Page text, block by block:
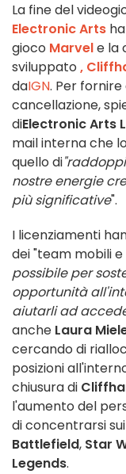
La fine del
Electronic Arts
gioco Marvele la
sviluppato ,
daIGN. Per
cancellazione,
diElectronic Arts
mail interna che
quello di
nostre energie
più significative".
I licenziamenti
dei "team mobili
possibile per
opportunità
aiutarli ad
anche Laura
cercando di
posizioni
chiusura di
l'aumento del
di concentrarsi
Battlefield, Star
Legends.